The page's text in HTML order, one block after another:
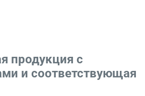
продукция с
и соответствующая